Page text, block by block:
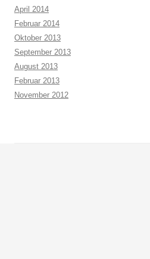
April 2014
Februar 2014
Oktober 2013
September 2013
August 2013
Februar 2013
November 2012